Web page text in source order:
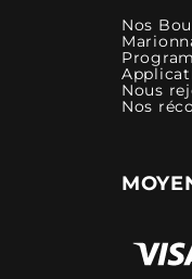
Nos
Nous
Nos